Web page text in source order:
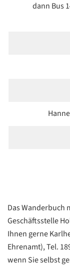
dann Bus
Das Wanderbuch
Geschäftsstelle
Ihnen gerne
Ehrenamt), Tel.
wenn Sie selbst